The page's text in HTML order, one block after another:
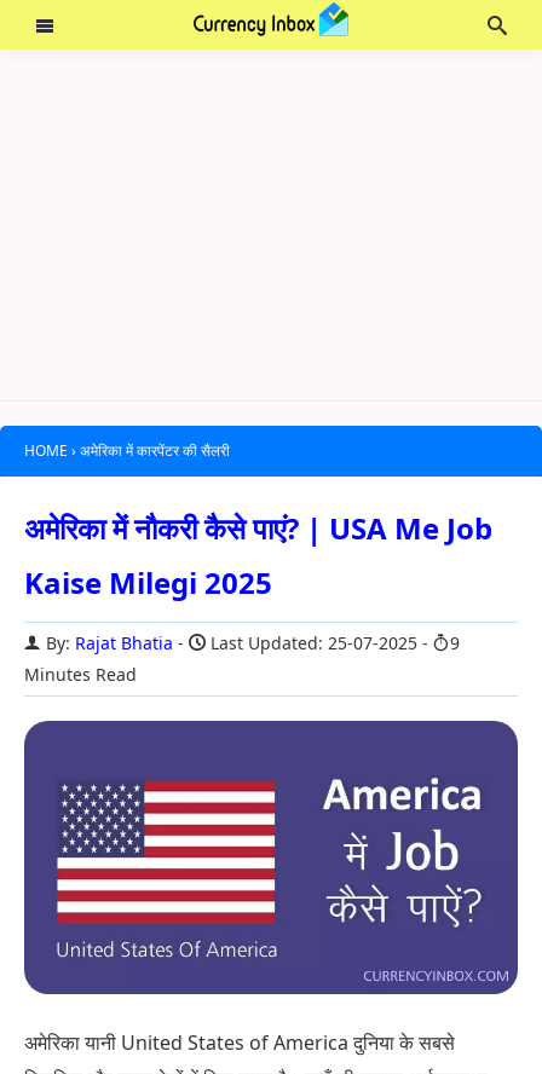
HOME › अमेरिका में कारपेंटर की सैलरी
अमेरिका में नौकरी कैसे पाएं? | USA Me Job
Kaise Milegi 2025
By: Rajat Bhatia Last Updated: 25-07-2025
9
Minutes Read
अमेरिका यानी United States of America दुनिया के सबसे